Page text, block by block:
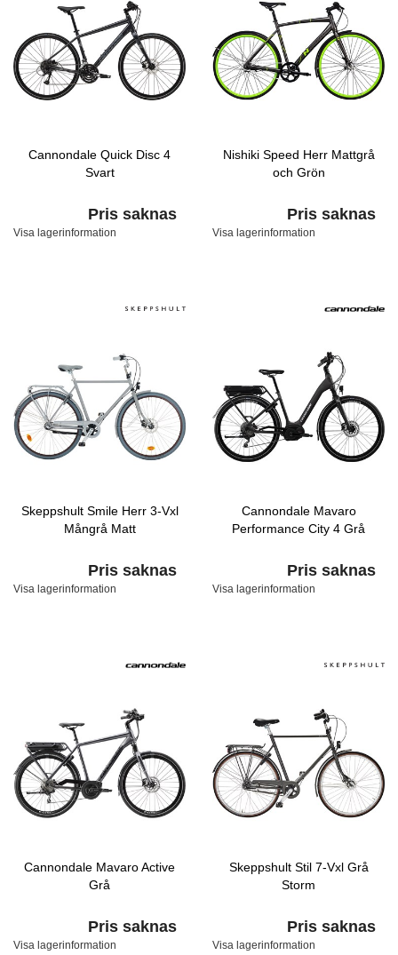
Cannondale Quick Disc 4
Svart
Pris saknas
Visa lagerinformation
Nishiki Speed Herr Mattgrå
och Grön
Pris saknas
Visa lagerinformation
Skeppshult Smile Herr 3-Vxl
Mångrå Matt
Pris saknas
Visa lagerinformation
Cannondale Mavaro
Performance City 4 Grå
Pris saknas
Visa lagerinformation
Cannondale Mavaro Active
Grå
Pris saknas
Visa lagerinformation
Skeppshult Stil 7-Vxl Grå
Storm
Pris saknas
Visa lagerinformation